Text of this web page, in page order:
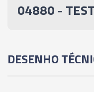
04880 -
DESENHO